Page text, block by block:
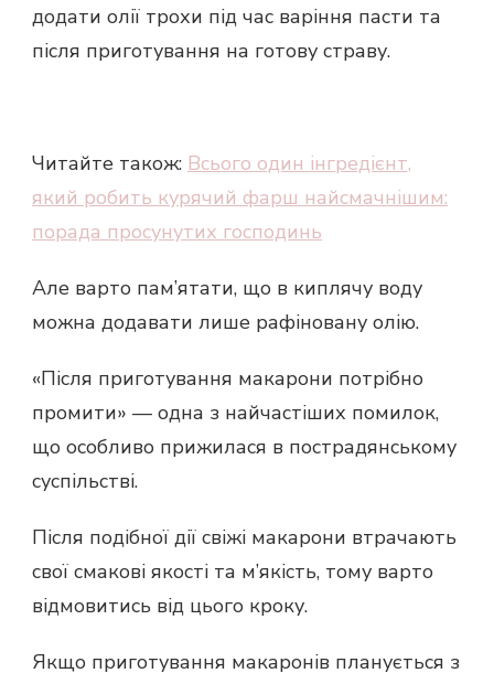
додати олії трохи під час варіння пасти та
після приготування на готову страву.
Читайте також: Всього один інгредієнт,
який робить курячий фарш найсмачнішим:
порада просунутих господинь
Але варто пам’ятати, що в киплячу воду
можна додавати лише рафіновану олію.
«Після приготування макарони потрібно
промити» — одна з найчастіших помилок,
що особливо прижилася в пострадянському
суспільстві.
Після подібної дії свіжі макарони втрачають
свої смакові якості та м’якість, тому варто
відмовитись від цього кроку.
Якщо приготування макаронів планується з